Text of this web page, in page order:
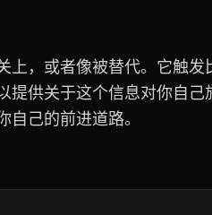
，或者像被替代。它触
提供关于这个信息对你自
己的前进道路。